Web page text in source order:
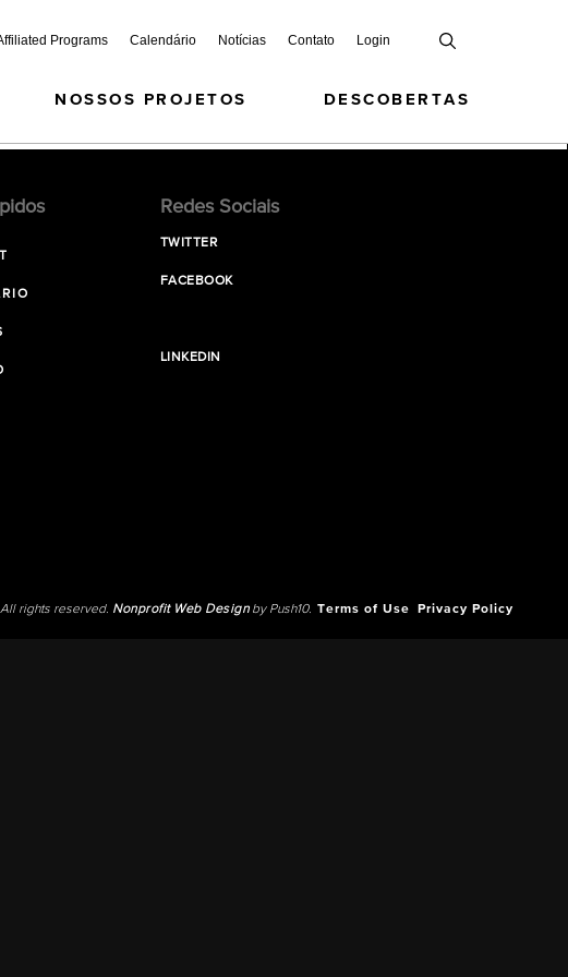
Programs Calendário Notícias Contato Login
NOSSOS PROJETOS DESCOBERTAS
Redes Sociais
TWITTER
FACEBOOK
LINKEDIN
rights reserved. Nonprofit Web Designby Push10. Terms of Use Privacy Policy